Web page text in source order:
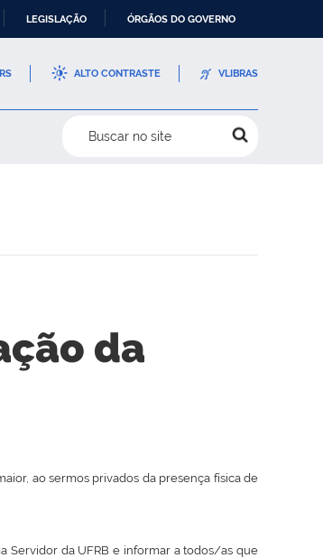
LEGISLAÇÃO ÓRGÃOS DO GOVERNO
ALTO CONTRASTE VLIBRAS
Buscar no site
da
ao sermos privados da presença física de
Servidor da UFRB e informar a todos/as que